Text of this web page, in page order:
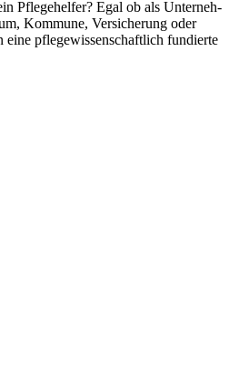
Pfle­ge­helfer? Egal ob als Unter­neh­
Kom­mu­ne, Versicherung oder
eine pflegewissenschaftlich fundierte